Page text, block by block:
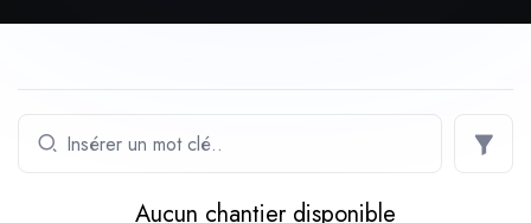
Aucun chantier disponible